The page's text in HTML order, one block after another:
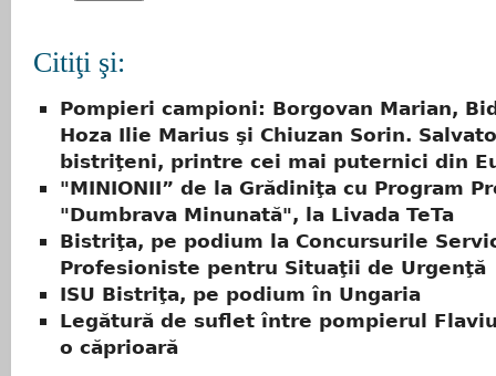
Citiţi şi:
Pompieri campioni: Borgovan Marian,
Hoza Ilie Marius şi Chiuzan Sorin.
bistriţeni, printre cei mai puternici din
"MINIONII” de la Grădiniţa cu Program
"Dumbrava Minunată", la Livada TeTa
Bistriţa, pe podium la Concursurile
Profesioniste pentru Situaţii de Urgenţă
ISU Bistriţa, pe podium în Ungaria
Legătură de suflet între pompierul
o căprioară